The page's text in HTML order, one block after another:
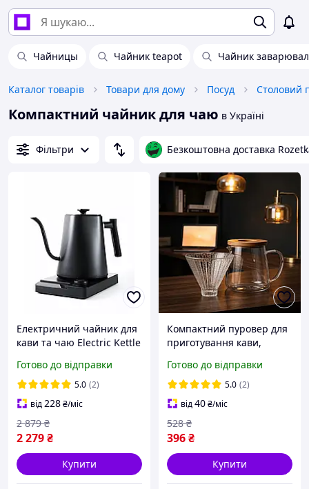
Чайницы Чайник teapot Чайник
Каталог товарів Товари для дому Посуд Столовий
Компактний чайник для чаю в Україні
Фільтри Безкоштовна доставка
Електричний чайник для
кави та чаю Electric Kettle
автоматичним
вимкненням, компактний
Готово до відправки
5.0 (2)
від228₴/міс
2 279₴
2 879 ₴
Купити
Компактний пуровер для
приготування кави,
чаю та кави, чайник для
альтернативного
заварювання кави
Готово до відправки
5.0 (2)
від40₴/міс
396₴
528 ₴
Купити